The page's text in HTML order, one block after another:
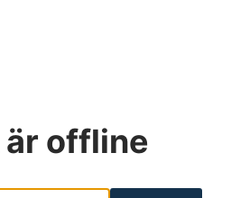
är offline